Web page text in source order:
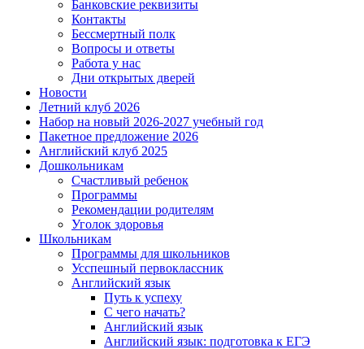
Банковские реквизиты
Контакты
Бессмертный полк
Вопросы и ответы
Работа у нас
Дни открытых дверей
Новости
Летний клуб 2026
Набор на новый 2026-2027 учебный год
Пакетное предложение 2026
Английский клуб 2025
Дошкольникам
Счастливый ребенок
Программы
Рекомендации родителям
Уголок здоровья
Школьникам
Программы для школьников
Усспешный первоклассник
Английский язык
Путь к успеху
С чего начать?
Английский язык
Английский язык: подготовка к ЕГЭ